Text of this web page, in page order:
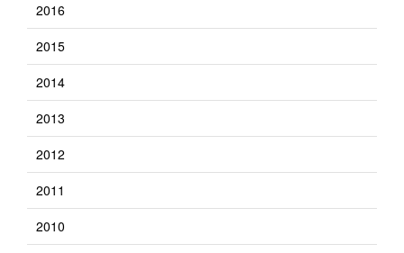
2016
2015
2014
2013
2012
2011
2010